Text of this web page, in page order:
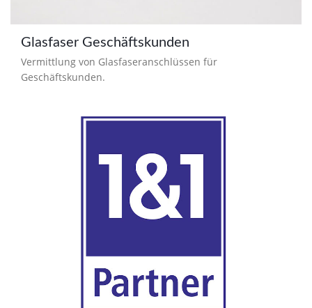
Glasfaser Geschäftskunden
Vermittlung von Glasfaseranschlüssen für
Geschäftskunden.